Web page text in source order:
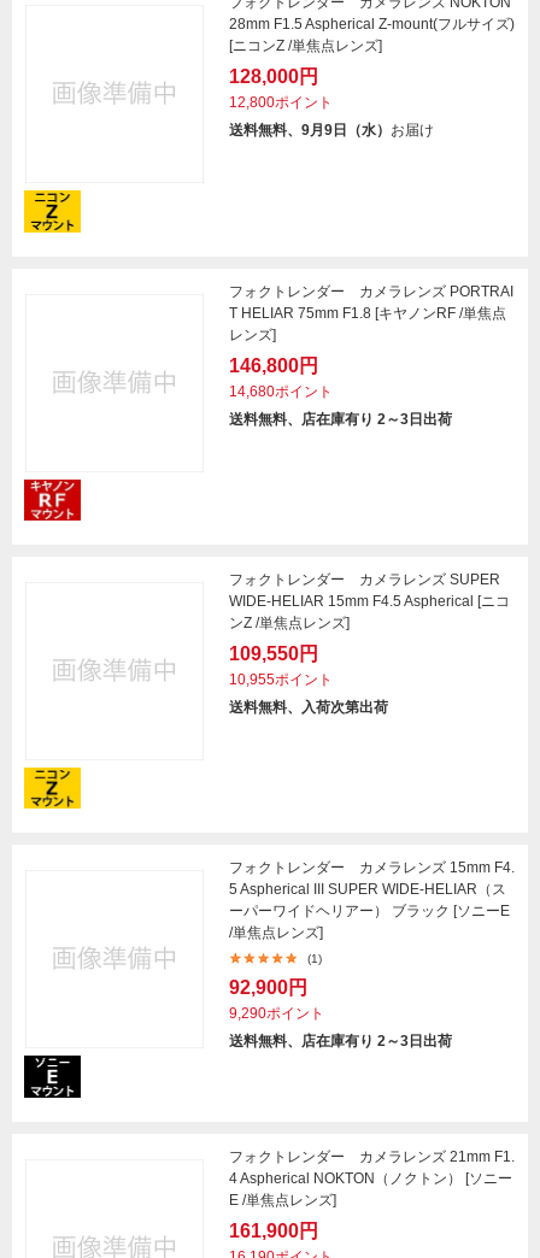
28mm F1.5 Aspherical Z-mount(フルサイズ)
[ニコンZ /単焦点レンズ]
128,000円
12,800ポイント
送料無料、9月9日（水） お届け
フォクトレンダー カメラレンズ PORTRAI
T HELIAR 75mm F1.8 [キヤノンRF /単焦点
レンズ]
146,800円
14,680ポイント
送料無料、店在庫有り 2～3日出荷
フォクトレンダー カメラレンズ SUPER
WIDE-HELIAR 15mm F4.5 Aspherical [ニコ
ンZ /単焦点レンズ]
109,550円
10,955ポイント
送料無料、入荷次第出荷
フォクトレンダー カメラレンズ 15mm F4.
5 Aspherical III SUPER WIDE-HELIAR（ス
ーパーワイドヘリアー） ブラック [ソニーE
/単焦点レンズ]
(1)
92,900円
9,290ポイント
送料無料、店在庫有り 2～3日出荷
フォクトレンダー カメラレンズ 21mm F1.
4 Aspherical NOKTON（ノクトン） [ソニー
E /単焦点レンズ]
161,900円